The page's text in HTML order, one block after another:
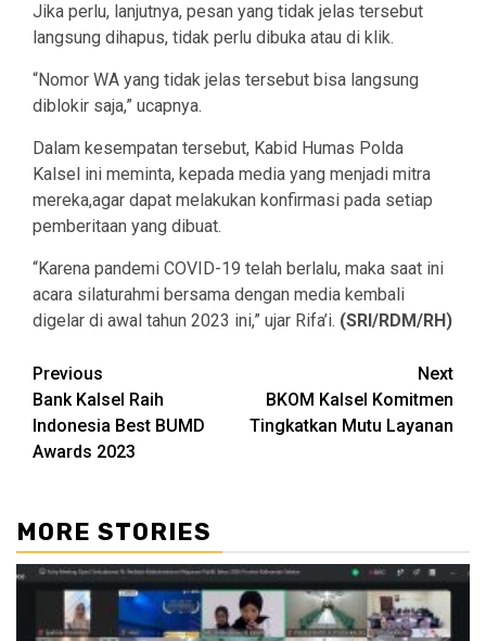
Jika perlu, lanjutnya, pesan yang tidak jelas tersebut
langsung dihapus, tidak perlu dibuka atau di klik.
“Nomor WA yang tidak jelas tersebut bisa langsung
diblokir saja,” ucapnya.
Dalam kesempatan tersebut, Kabid Humas Polda
Kalsel ini meminta, kepada media yang menjadi mitra
mereka,agar dapat melakukan konfirmasi pada setiap
pemberitaan yang dibuat.
“Karena pandemi COVID-19 telah berlalu, maka saat ini
acara silaturahmi bersama dengan media kembali
digelar di awal tahun 2023 ini,” ujar Rifa’i. (SRI/RDM/RH)
Continue
Reading
Previous
Bank Kalsel Raih
Indonesia Best BUMD
Awards 2023
Next
BKOM Kalsel Komitmen
Tingkatkan Mutu Layanan
MORE STORIES